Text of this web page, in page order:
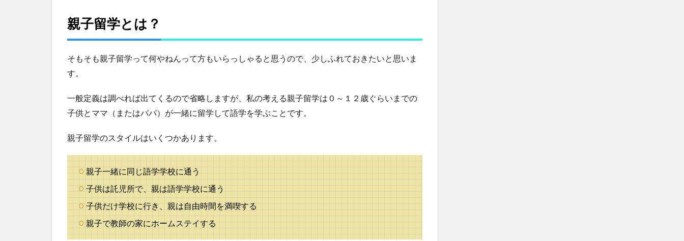
4.7
親子
留学
い国
マ
留
親
留
学
の
見
積
も
り
依
親子留学とは？
そもそも親子留学って何やねんって方もいらっしゃると思うので、少しふれておきたいと思いま
す。
一般定義は調べれば出てくるので省略しますが、私の考える親子留学は０～１２歳ぐらいまでの
子供とママ（またはパパ）が一緒に留学して語学を学ぶことです。
親子留学のスタイルはいくつかあります。
親子一緒に同じ語学学校に通う
子供は託児所で、親は語学学校に通う
子供だけ学校に行き、親は自由時間を満喫する
親子で教師の家にホームステイする